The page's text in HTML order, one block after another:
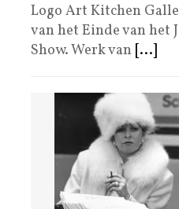
Logo Art Kitchen
van het Einde van het
Show. Werk van [...]